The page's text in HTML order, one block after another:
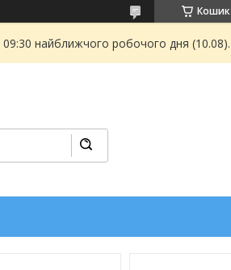
Кошик
найближчого робочого дня (10.08).